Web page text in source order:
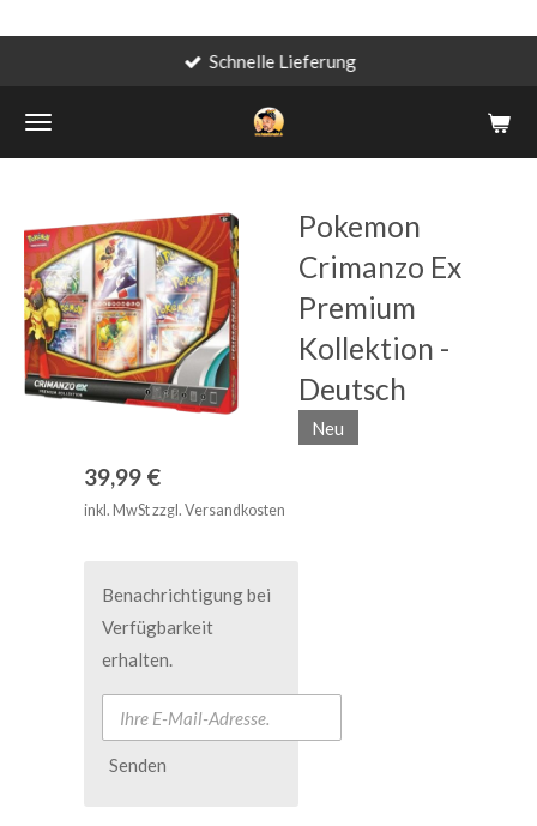
springen
Schnelle Lieferung
Pokemon
Crimanzo Ex
Premium
Kollektion -
Deutsch
Neu
39,99 €
inkl. MwSt zzgl. Versandkosten
Benachrichtigung bei
Verfügbarkeit
erhalten.
Senden